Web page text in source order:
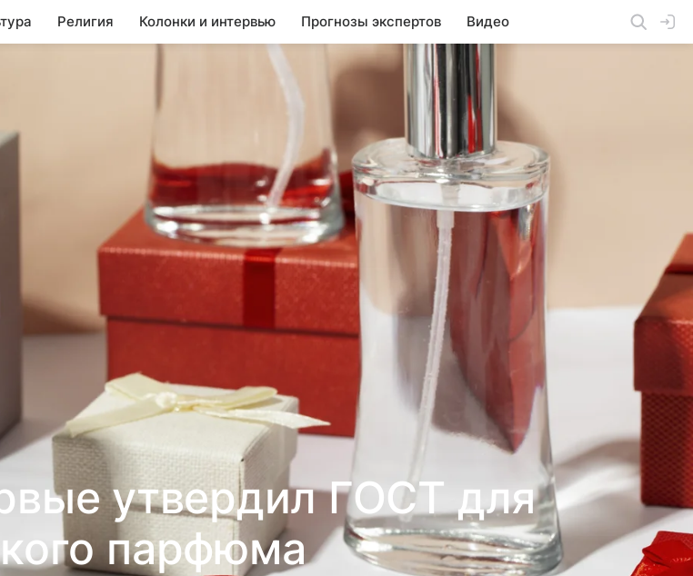
Религия Колонки и интервью Прогнозы экспертов Видео
утвердил ГОСТ для
парфюма